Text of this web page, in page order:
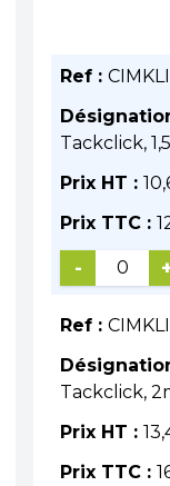
Ref :
Tackclick,
Prix HT :
Prix TTC :
-
Ref :
Tackclick,
Prix HT :
Prix TTC :